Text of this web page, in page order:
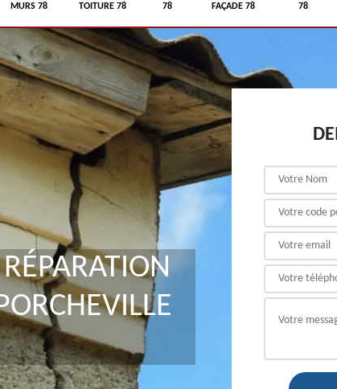
MURS 78
TOITURE 78
78
FAÇADE 78
78